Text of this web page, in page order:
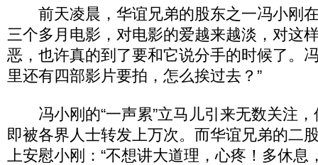
前天凌晨，华谊兄弟的股东之一冯小刚
三个多月电影，对电影的爱越来越淡，对这
恶，也许真的到了要和它说分手的时候了。
里还有四部影片要拍，怎么挨过去？”
冯小刚的“一声累”立马儿引来无数关注，
即被各界人士转发上万次。而华谊兄弟的二
上安慰小刚：“不想讲大道理，心疼！多休息